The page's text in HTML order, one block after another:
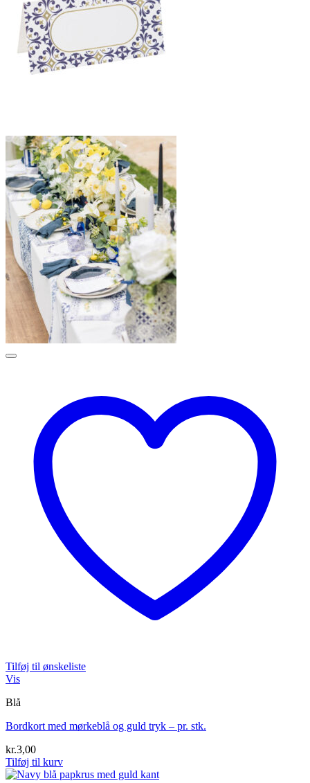
Tilføj til ønskeliste
Vis
Blå
Bordkort med mørkeblå og guld tryk – pr. stk.
kr.3,00
Tilføj til kurv